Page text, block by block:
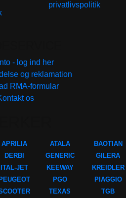
privatlivspolitik
- log ind her
og reklamation
RMA-formular
os
APRILIA
DERBI
ITAL-JET
PEUGEOT
ATALA
GENERIC
KEEWAY
PGO
TEXAS
BAOTIAN
GILERA
KREIDLER
PIAGGIO
TGB